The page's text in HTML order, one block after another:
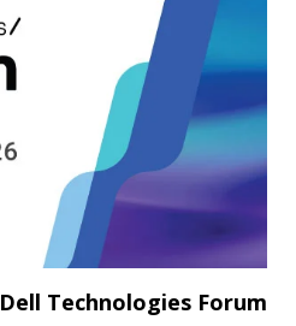
Dell Technologies Forum